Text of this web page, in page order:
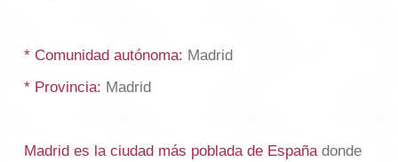
* Comunidad autónoma: Madrid
* Provincia: Madrid
Madrid es la ciudad más poblada de Españadonde